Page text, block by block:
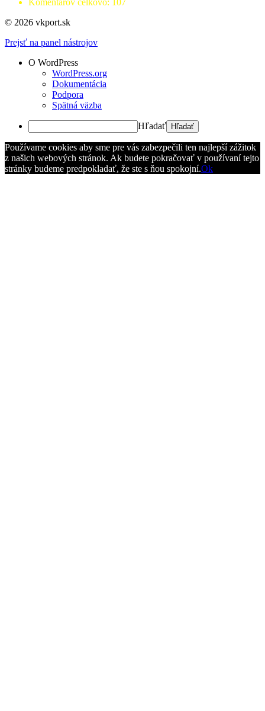
© 2026 vkport.sk
Prejsť na panel nástrojov
O WordPress
WordPress.org
Dokumentácia
Podpora
Spätná väzba
Hľadať
Používame cookies aby sme pre vás zabezpečili ten najlepší zážitok
z našich webových stránok. Ak budete pokračovať v používaní tejto
stránky budeme predpokladať, že ste s ňou spokojní.Ok